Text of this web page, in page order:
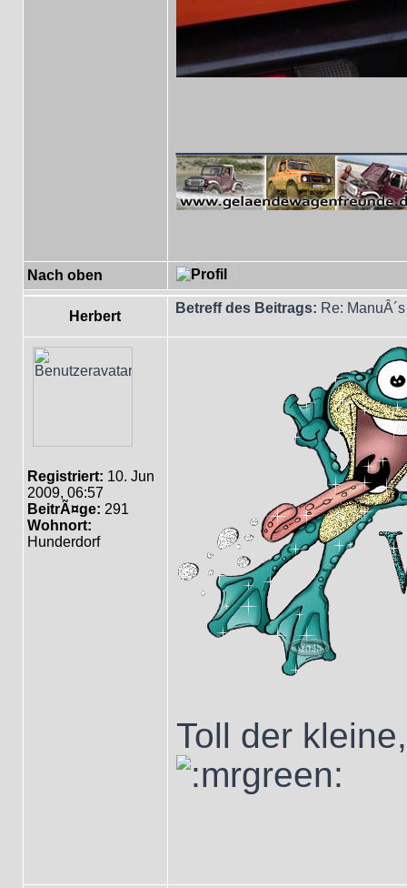
Nach oben
Herbert
Betreff des Beitrags: Re:
Registriert: 10. Jun
2009, 06:57
BeitrÃ¤ge: 291
Wohnort:
Hunderdorf
Toll der